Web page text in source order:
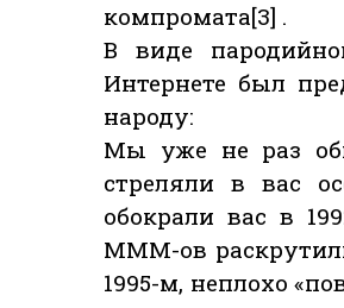
компромата[3] .
В виде
Интернете был
народу:
Мы уже не раз
стреляли в вас
обокрали вас в
МММ-ов
1995-м, неплохо